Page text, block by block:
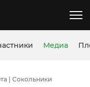
Медиа
| Сокольники